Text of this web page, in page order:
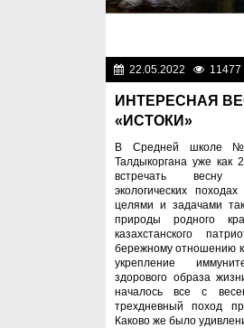
22.05.2022 11477
ИНТЕРЕСНАЯ
«ИСТОКИ»
В Средней школе
Талдыкоргана уже как
встречать весну в
экологических
целями и задачами
природы родного
казахстанского
бережному отношению
укрепление
здорового образа
началось все с
трехдневный поход
Каково же было